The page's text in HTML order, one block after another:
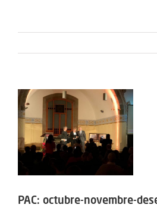
SERVEIS
INFANTS
BLOG
EMPRESES
View
Larger
Image
PAC: octubre-novembre-